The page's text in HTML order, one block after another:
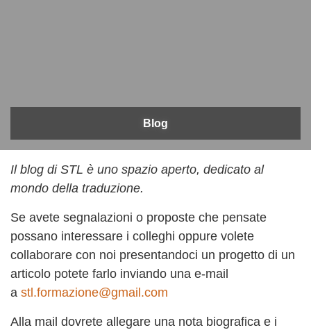
Blog
Il blog di STL è uno spazio aperto, dedicato al
mondo della traduzione.
Se avete segnalazioni o proposte che pensate
possano interessare i colleghi oppure volete
collaborare con noi presentandoci un progetto di un
articolo potete farlo inviando una e-mail
a stl.formazione@gmail.com
Alla mail dovrete allegare una nota biografica e i